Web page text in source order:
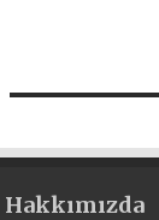
Hakkımızda